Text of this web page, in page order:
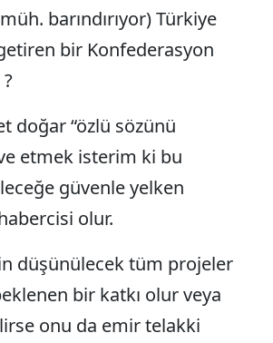
Yozgat
Karaman
Kırıkkale
Batman
Şırnak
Bartın
barındırıyor) Türkiye
bir Konfederasyon
doğar “özlü sözünü
etmek isterim ki bu
güvenle yelken
olur.
düşünülecek tüm projeler
bir katkı olur veya
onu da emir telakki